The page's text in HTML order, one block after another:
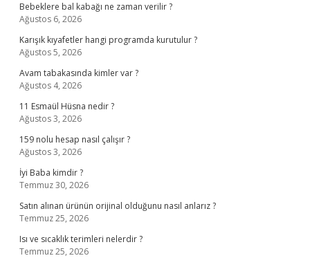
Bebeklere bal kabağı ne zaman verilir ?
Ağustos 6, 2026
Karışık kıyafetler hangi programda kurutulur ?
Ağustos 5, 2026
Avam tabakasında kimler var ?
Ağustos 4, 2026
11 Esmaül Hüsna nedir ?
Ağustos 3, 2026
159 nolu hesap nasıl çalışır ?
Ağustos 3, 2026
İyi Baba kimdir ?
Temmuz 30, 2026
Satın alınan ürünün orijinal olduğunu nasıl anlarız ?
Temmuz 25, 2026
Isı ve sıcaklık terimleri nelerdir ?
Temmuz 25, 2026